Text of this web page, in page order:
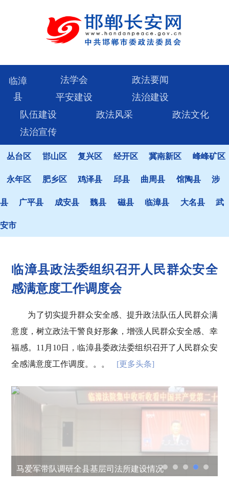
临漳
县
法学会
政法要闻
平安建设
法治建设
队伍建设
政法风采
政法文化
法治宣传
丛台区 邯山区 复兴区 经开区 冀南新区 峰峰矿区
永年区 肥乡区 鸡泽县 邱县 曲周县 馆陶县 涉
县 广平县 成安县 魏县 磁县 临漳县 大名县 武
安市
临漳县政法委组织召开人民群众安全
感满意度工作调度会
为了切实提升群众安全感、提升政法队伍人民群众满
意度，树立政法干警良好形象，增强人民群众安全感、幸
福感。11月10日，临漳县委政法委组织召开了人民群众安
全感满意度工作调度。。。
[更多头条]
马爱军带队调研全县基层司法所建设情况